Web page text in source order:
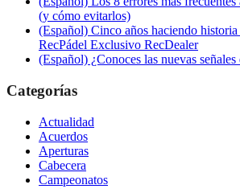
(y cómo evitarlos)
(Español) Cinco años haciendo
RecPádel Exclusivo RecDealer
(Español) ¿Conoces las nuevas
Categorías
Actualidad
Acuerdos
Aperturas
Cabecera
Campeonatos